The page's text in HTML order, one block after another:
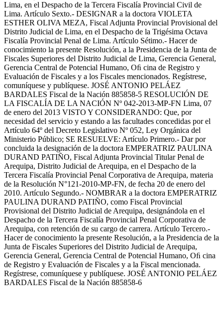
Lima, en el Despacho de la Tercera Fiscalía Provincial Civil de
Lima. Artículo Sexto.- DESIGNAR a la doctora VIOLETA
ESTHER OLIVA MEZA, Fiscal Adjunta Provincial Provisional del
Distrito Judicial de Lima, en el Despacho de la Trigésima Octava
Fiscalía Provincial Penal de Lima. Artículo Sétimo.- Hacer de
conocimiento la presente Resolución, a la Presidencia de la Junta de
Fiscales Superiores del Distrito Judicial de Lima, Gerencia General,
Gerencia Central de Potencial Humano, Oﬁ cina de Registro y
Evaluación de Fiscales y a los Fiscales mencionados. Regístrese,
comuníquese y publíquese. JOSÉ ANTONIO PELÁEZ
BARDALES Fiscal de la Nación 885858-5 RESOLUCIÓN DE
LA FISCALÍA DE LA NACIÓN Nº 042-2013-MP-FN Lima, 07
de enero del 2013 VISTO Y CONSIDERANDO: Que, por
necesidad del servicio y estando a las facultades concedidas por el
Artículo 64º del Decreto Legislativo Nº 052, Ley Orgánica del
Ministerio Público; SE RESUELVE: Artículo Primero.- Dar por
concluida la designación de la doctora EMPERATRIZ PAULINA
DURAND PATIÑO, Fiscal Adjunta Provincial Titular Penal de
Arequipa, Distrito Judicial de Arequipa, en el Despacho de la
Tercera Fiscalía Provincial Penal Corporativa de Arequipa, materia
de la Resolución N°121-2010-MP-FN, de fecha 20 de enero del
2010. Artículo Segundo.- NOMBRAR a la doctora EMPERATRIZ
PAULINA DURAND PATIÑO, como Fiscal Provincial
Provisional del Distrito Judicial de Arequipa, designándola en el
Despacho de la Tercera Fiscalía Provincial Penal Corporativa de
Arequipa, con retención de su cargo de carrera. Artículo Tercero.-
Hacer de conocimiento la presente Resolución, a la Presidencia de la
Junta de Fiscales Superiores del Distrito Judicial de Arequipa,
Gerencia General, Gerencia Central de Potencial Humano, Oﬁ cina
de Registro y Evaluación de Fiscales y a la Fiscal mencionada.
Regístrese, comuníquese y publíquese. JOSÉ ANTONIO PELÁEZ
BARDALES Fiscal de la Nación 885858-6